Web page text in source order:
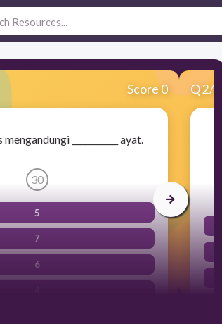
Score 0
___________ ayat.
30
5
7
6
Q2/20